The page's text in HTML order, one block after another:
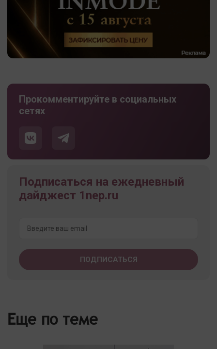
Прокомментируйте в социальных
сетях
Подписаться на ежедневный
дайджест 1nep.ru
Еще по теме